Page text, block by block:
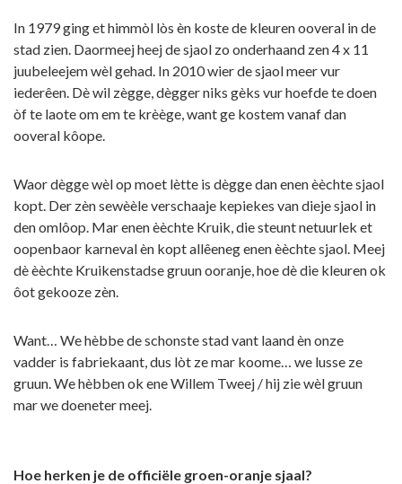
In 1979 ging et himmòl lòs èn koste de kleuren ooveral in de
stad zien. Daormeej heej de sjaol zo onderhaand zen 4 x 11
juubeleejem wèl gehad. In 2010 wier de sjaol meer vur
iederêen. Dè wil zègge, dègger niks gèks vur hoefde te doen
òf te laote om em te krèège, want ge kostem vanaf dan
ooveral kôope.
Waor dègge wèl op moet lètte is dègge dan enen èèchte sjaol
kopt. Der zèn sewèèle verschaaje kepiekes van dieje sjaol in
den omlôop. Mar enen èèchte Kruik, die steunt netuurlek et
oopenbaor karneval èn kopt allêeneg enen èèchte sjaol. Meej
dè èèchte Kruikenstadse gruun ooranje, hoe dè die kleuren ok
ôot gekooze zèn.
Want… We hèbbe de schonste stad vant laand èn onze
vadder is fabriekaant, dus lòt ze mar koome… we lusse ze
gruun. We hèbben ok ene Willem Tweej / hij zie wèl gruun
mar we doeneter meej.
Hoe herken je de officiële groen-oranje sjaal?